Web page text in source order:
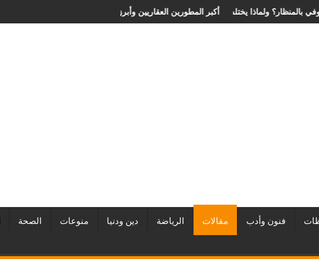
أفضل شركات التطوير العقاري في مصر من URE | أكبر المطورين العقاريين وأبرز المشروعاتعملية الانزلاق الغضروفي بالمنظار؟ ولماذا يختلف من مريض لآخر؟
فنون وأدب مقالات الرياضة دين ودنيا منوعات الصحة